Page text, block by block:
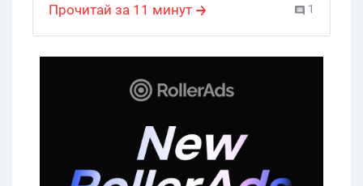
Прочитай за 11 минут 1